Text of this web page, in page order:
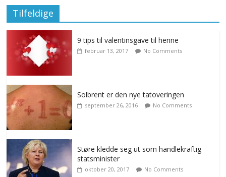
Tilfeldige
9 tips til valentinsgave til henne
februar 13, 2017 No Comments
Solbrent er den nye tatoveringen
september 26, 2016 No Comments
Støre kledde seg ut som handlekraftig
statsminister
oktober 20, 2017 No Comments